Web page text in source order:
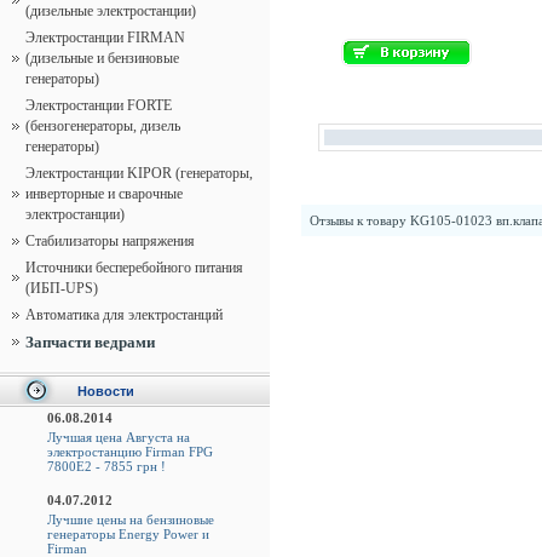
(дизельные электростанции)
Электростанции FIRMAN
(дизельные и бензиновые
генераторы)
Электростанции FORTE
(бензогенераторы, дизель
генераторы)
Электростанции KIPOR (генераторы,
инверторные и сварочные
электростанции)
Стабилизаторы напряжения
Источники бесперебойного питания
(ИБП-UPS)
Автоматика для электростанций
Запчасти ведрами
Новости
06.08.2014
Лучшая цена Августа на
электростанцию Firman FPG
7800E2 - 7855 грн !
04.07.2012
Лучшие цены на бензиновые
генераторы Energy Power и
Firman
Отзывы к товару KG105-01023